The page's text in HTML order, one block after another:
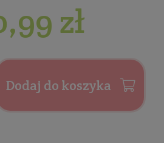
zł
Dodaj do koszyka